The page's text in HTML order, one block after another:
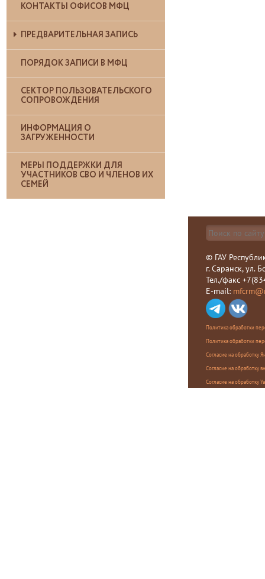
КОНТАКТЫ ОФИСОВ МФЦ
ПРЕДВАРИТЕЛЬНАЯ ЗАПИСЬ
ПОРЯДОК ЗАПИСИ В МФЦ
СЕКТОР ПОЛЬЗОВАТЕЛЬСКОГО
СОПРОВОЖДЕНИЯ
ИНФОРМАЦИЯ О
ЗАГРУЖЕННОСТИ
МЕРЫ ПОДДЕРЖКИ ДЛЯ
УЧАСТНИКОВ СВО И ЧЛЕНОВ ИХ
СЕМЕЙ
© ГАУ
г. Саранск, ул.
Тел./факс
E-mail:
Политика обработки
Политика обработки
Согласие на обработку
Согласие на обработку
Согласие на обработку